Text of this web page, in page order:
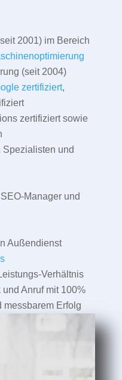
2001) im Bereich
(seit 2004)
zertifiziert,
zertifiziert sowie
Spezialisten und
Manager und
Außendienst
Verhältnis
Anruf mit 100%
messbarem Erfolg